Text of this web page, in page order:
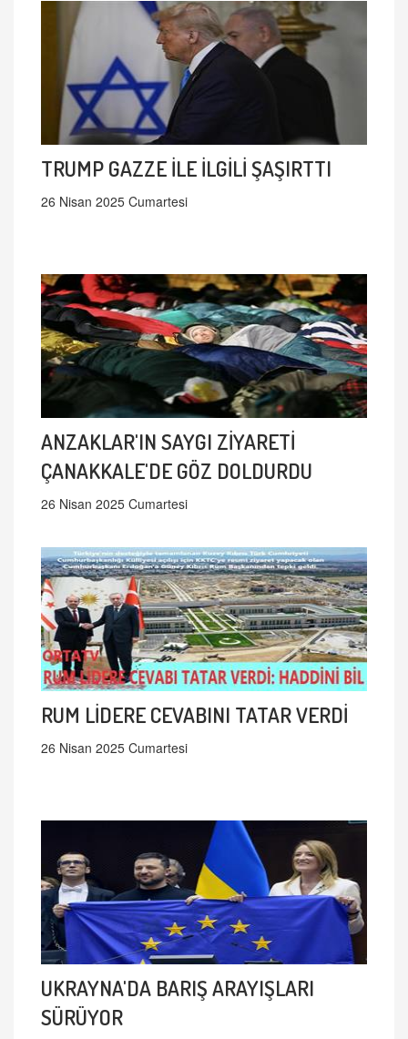
TRUMP GAZZE İLE İLGİLİ ŞAŞIRTTI
26 Nisan 2025 Cumartesi
ANZAKLAR'IN SAYGI ZİYARETİ
ÇANAKKALE'DE GÖZ DOLDURDU
26 Nisan 2025 Cumartesi
RUM LİDERE CEVABINI TATAR VERDİ
26 Nisan 2025 Cumartesi
UKRAYNA'DA BARIŞ ARAYIŞLARI
SÜRÜYOR